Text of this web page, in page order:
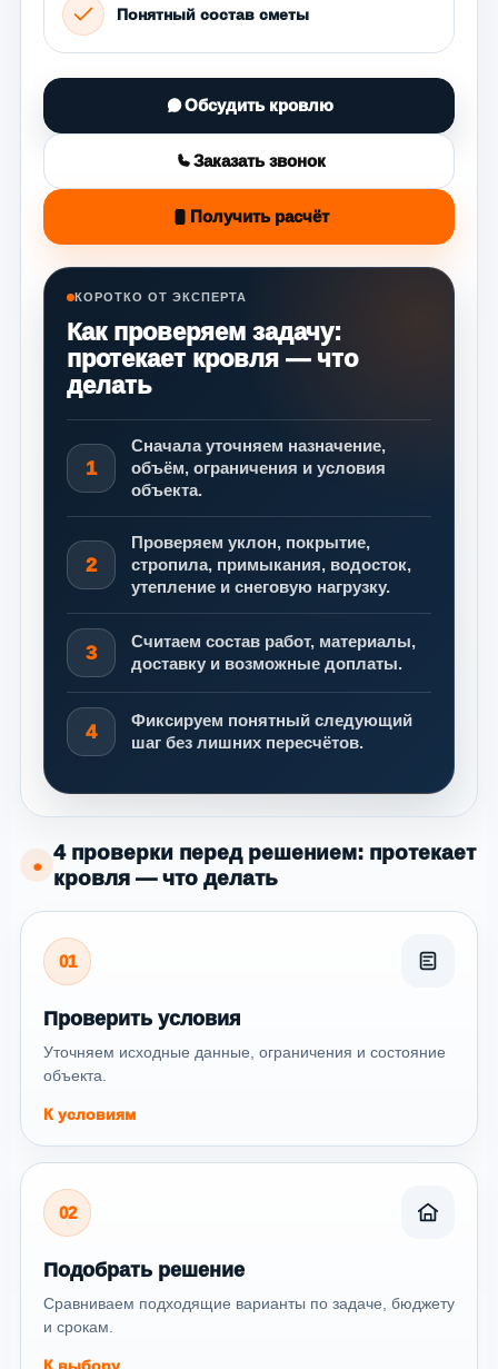
Понятный состав сметы
Обсудить кровлю
Заказать звонок
Получить расчёт
КОРОТКО ОТ ЭКСПЕРТА
Как проверяем задачу:
протекает кровля — что
делать
1
Сначала уточняем назначение,
объём, ограничения и условия
объекта.
2
Проверяем уклон, покрытие,
стропила, примыкания, водосток,
утепление и снеговую нагрузку.
3
Считаем состав работ, материалы,
доставку и возможные доплаты.
4
Фиксируем понятный следующий
шаг без лишних пересчётов.
●
4 проверки перед решением: протекает
кровля — что делать
01
Проверить условия
Уточняем исходные данные, ограничения и состояние
объекта.
К условиям
02
Подобрать решение
Сравниваем подходящие варианты по задаче, бюджету
и срокам.